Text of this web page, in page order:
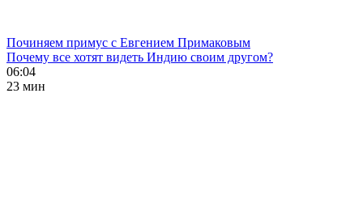
Починяем примус с Евгением Примаковым
Почему все хотят видеть Индию своим другом?
06:04
23 мин